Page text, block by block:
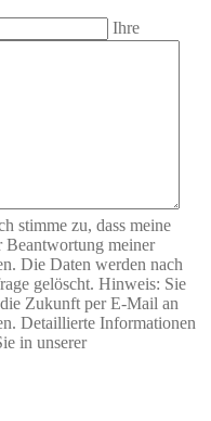
Ihre
stimme zu, dass meine
Beantwortung meiner
Die Daten werden nach
gelöscht. Hinweis: Sie
Zukunft per E-Mail an
Detaillierte Informationen
in unserer